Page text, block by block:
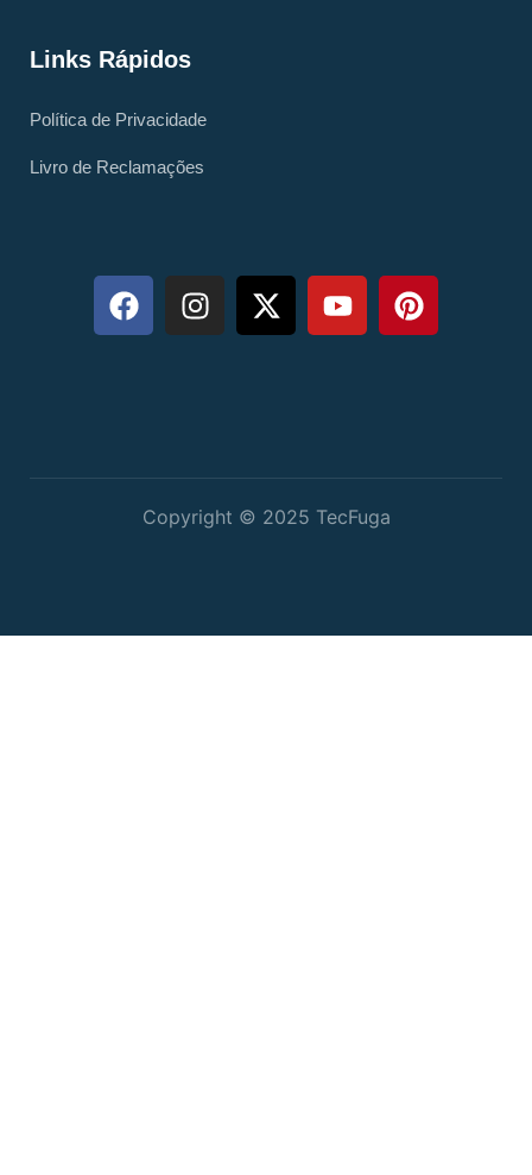
Links Rápidos
Política de Privacidade
Livro de Reclamações
Copyright © 2025 TecFuga